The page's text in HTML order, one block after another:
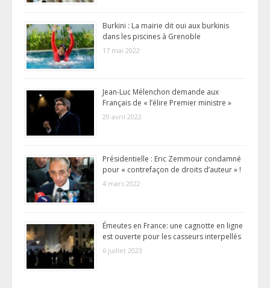
Burkini : La mairie dit oui aux burkinis
dans les piscines à Grenoble
17 mai 2022
Jean-Luc Mélenchon demande aux
Français de « l’élire Premier ministre »
20 avril 2022
Présidentielle : Eric Zemmour condamné
pour « contrefaçon de droits d’auteur » !
4 mars 2022
Émeutes en France: une cagnotte en ligne
est ouverte pour les casseurs interpellés
6 juillet 2023